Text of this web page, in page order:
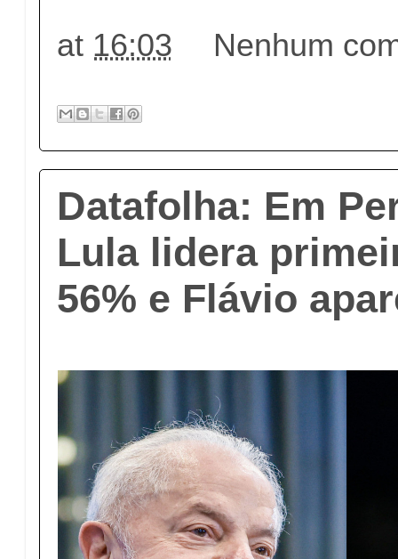
at 16:03 Nenhum
Datafolha: Em
Lula lidera
56% e Flávio